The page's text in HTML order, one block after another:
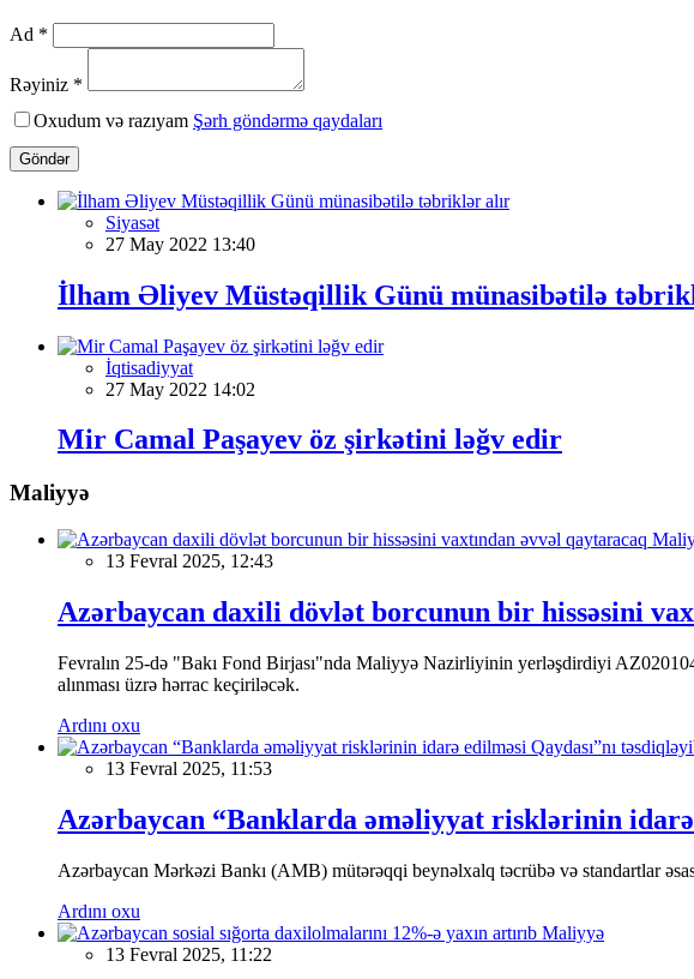
Ad *
Rəyiniz *
Oxudum və razıyam Şərh göndərmə qaydaları
Göndər
Siyasət
27 May 2022 13:40
İlham Əliyev Müstəqillik Günü münasibətilə
İqtisadiyyat
27 May 2022 14:02
Mir Camal Paşayev öz şirkətini ləğv edir
Maliyyə
13 Fevral 2025, 12:43
Azərbaycan daxili dövlət borcunun bir hissəsini
Fevralın 25-də "Bakı Fond Birjası"nda Maliyyə Nazirliyinin yerləşdirdiyi
alınması üzrə hərrac keçiriləcək.
Ardını oxu
13 Fevral 2025, 11:53
Azərbaycan “Banklarda əməliyyat risklərinin idarə
Azərbaycan Mərkəzi Bankı (AMB) mütərəqqi beynəlxalq təcrübə və standartlar
Ardını oxu
Maliyyə
13 Fevral 2025, 11:22